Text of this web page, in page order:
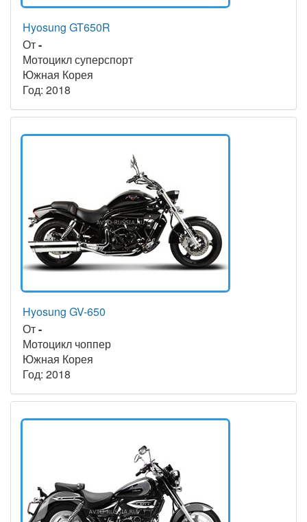
Hyosung GT650R
От-
Мотоцикл суперспорт
Южная Корея
Год: 2018
Hyosung GV-650
От-
Мотоцикл чоппер
Южная Корея
Год: 2018